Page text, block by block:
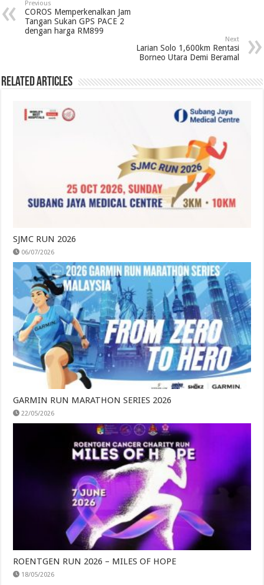
Previous
COROS Memperkenalkan Jam
Tangan Sukan GPS PACE 2
dengan harga RM899
Next
Larian Solo 1,600km Rentasi
Borneo Utara Demi Beramal
Related Articles
SJMC RUN 2026
06/07/2026
GARMIN RUN MARATHON SERIES 2026
22/05/2026
ROENTGEN RUN 2026 – MILES OF HOPE
18/05/2026